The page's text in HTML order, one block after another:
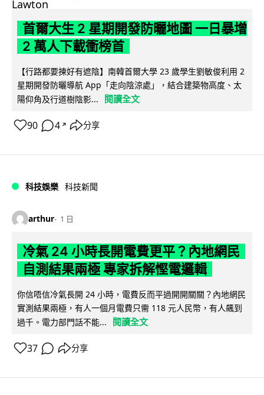
首爾大生 2 星期開發防曬地圖 一日暴增
2 萬人下載衝榜首
【行路都要揀好有遮陰】南韓首爾大學 23 歲學生劉敏俊利用 2
星期開發防曬導航 App「走向陰涼處」，結合建築物高度、太
陽仰角及行道樹陰影...
閱讀全文
90 4 ↗ 分享
科技娛樂 科技新聞
arthur 1 日
冷氣 24 小時長開電費更平？內地網民
自測結果兩極 專家拆解慳電邏輯
你信唔信冷氣長開 24 小時，電費反而平過開開關關？內地網民
實測結果兩極，有人一個月電費只需 118 元人民幣，有人飆到
過千。電力部門話不能...
閱讀全文
37 分享